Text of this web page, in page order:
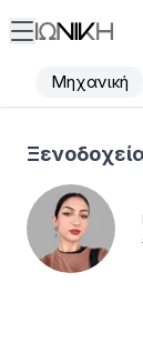
Μηχανική